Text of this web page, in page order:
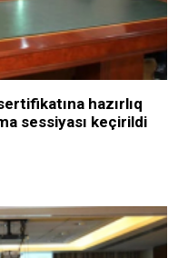
hazırlıq
sessiyası keçirildi